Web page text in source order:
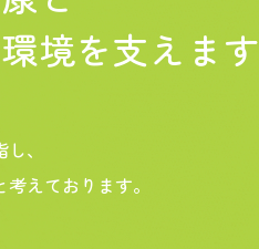
境を支えます
、
えております。